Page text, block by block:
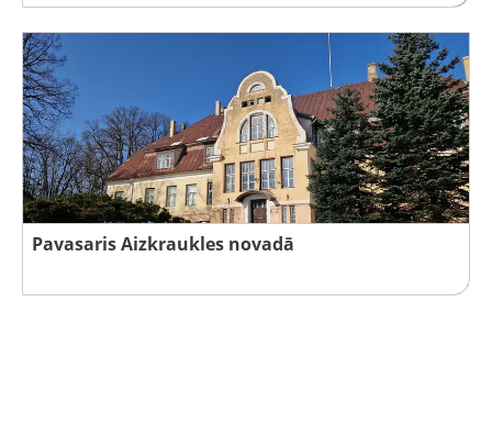
Pavasaris Aizkraukles novadā